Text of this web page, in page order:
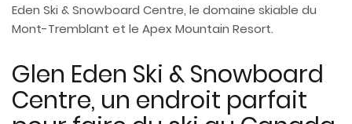
Eden Ski & Snowboard Centre, le domaine skiable du
Mont-Tremblant et le Apex Mountain Resort.
Glen Eden Ski & Snowboard
Centre, un endroit parfait